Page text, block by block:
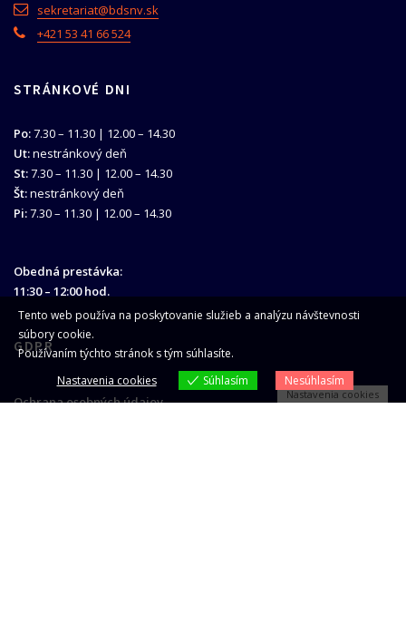
sekretariat@bdsnv.sk
+421 53 41 66 524
STRÁNKOVÉ DNI
Po:7.30 – 11.30 | 12.00 – 14.30
Ut:nestránkový deň
St:7.30 – 11.30 | 12.00 – 14.30
Št:nestránkový deň
Pi:7.30 – 11.30 | 12.00 – 14.30
Obedná prestávka:
11:30 – 12:00 hod.
GDPR
Ochrana osobných údajov
Tento web používa na poskytovanie služieb a analýzu návštevnosti
súbory cookie.
Používaním týchto stránok s tým súhlasíte.
Nastavenia cookies
Súhlasím Nesúhlasím
Nastavenia cookies